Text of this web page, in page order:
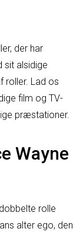
der har
sit alsidige
roller. Lad os
film og TV-
præstationer.
Wayne
rolle
alter ego, den